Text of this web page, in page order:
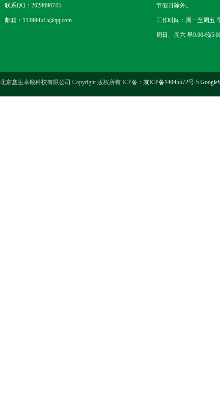
联系QQ：2028696743
邮箱：113994515@qq.com
节假日除外。
工作时间：周一至周五
周日、周六 早9:00-晚
北京鑫生卓锐科技有限公司 Copyright 版权所有 ICP备： 京ICP备14045572号-5